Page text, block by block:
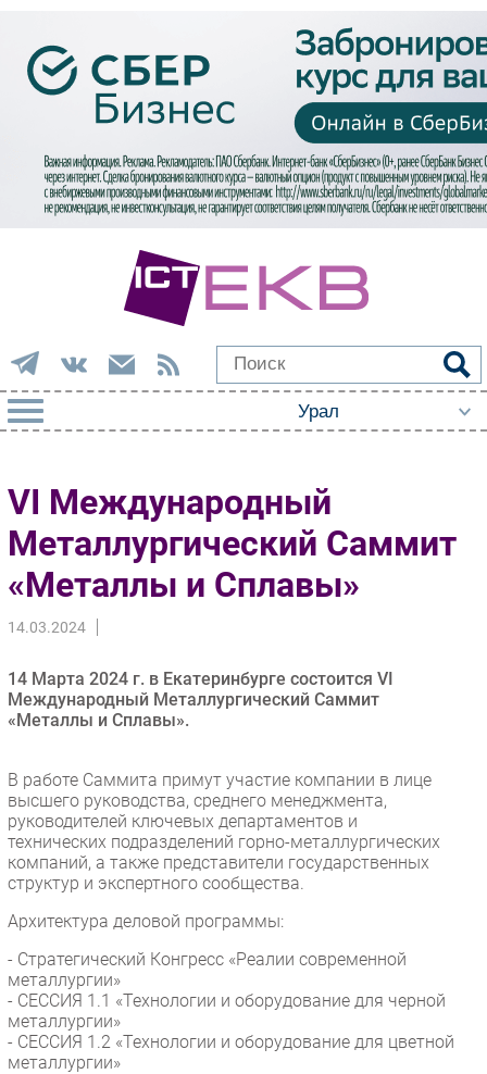
Импорто­замещение
Автоматизация Промышленности
Интернет
Фиксированная связь
Интеграция
Рынок ПК
Маркетинг
Оборудование
ПО
Outsourcing
Кадры
Web
Безопасность
Инновации
CIO/Управление ИТ
VI Международный
Металлургический Саммит
«Металлы и Сплавы»
14.03.2024
14 Марта 2024 г. в Екатеринбурге состоится VI
Международный Металлургический Саммит
«Металлы и Сплавы».
В работе Саммита примут участие компании в лице
высшего руководства, среднего менеджмента,
руководителей ключевых департаментов и
технических подразделений горно-металлургических
компаний, а также представители государственных
структур и экспертного сообщества.
Архитектура деловой программы:
- Стратегический Конгресс «Реалии современной
металлургии»
- СЕССИЯ 1.1 «Технологии и оборудование для черной
металлургии»
- СЕССИЯ 1.2 «Технологии и оборудование для цветной
металлургии»